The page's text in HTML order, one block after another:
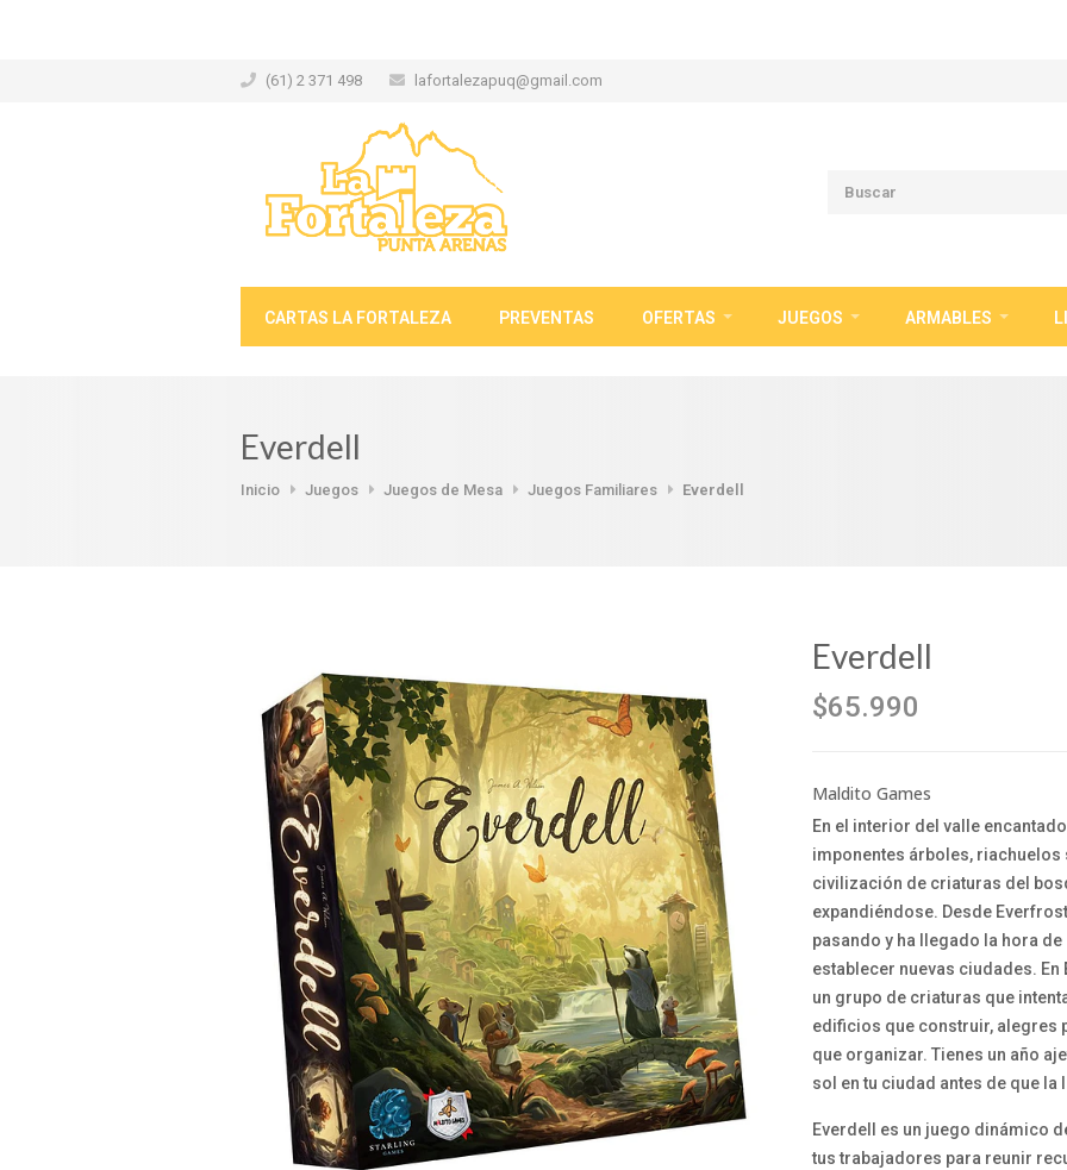
(61) 2 371 498 lafortalezapuq@gmail.com
CARTAS LA FORTALEZA PREVENTAS OFERTAS JUEGOS ARMABLES
Everdell
Inicio Juegos Juegos de Mesa Juegos Familiares Everdell
Everdell
$65.990
Maldito Games
En el interior del valle
imponentes árboles,
civilización de criaturas del
expandiéndose. Desde
pasando y ha llegado la hora
establecer nuevas ciudades.
un grupo de criaturas que
edificios que construir, alegres
que organizar. Tienes un año
sol en tu ciudad antes de que la
Everdell es un juego dinámico
tus trabajadores para reunir